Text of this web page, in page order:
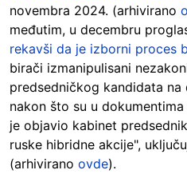
novembra 2024. (arhivirano
međutim, u decembru
rekavši da je izborni proces
birači izmanipulisani
predsedničkog kandidata na
nakon što su u
je objavio kabinet
ruske hibridne akcije",
(arhivirano ovde).